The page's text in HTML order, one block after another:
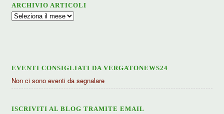
ARCHIVIO ARTICOLI
Archivio
EVENTI CONSIGLIATI DA VERGATONEWS24
Non ci sono eventi da segnalare
ISCRIVITI AL BLOG TRAMITE EMAIL